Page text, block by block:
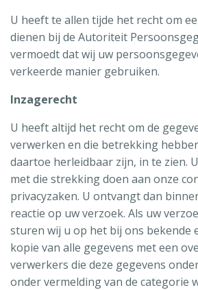
U heeft te allen tijde het recht om
dienen bij de Autoriteit
vermoedt dat wij uw
verkeerde manier gebruiken.
Inzagerecht
U heeft altijd het recht om de
verwerken en die betrekking
daartoe herleidbaar zijn, in te zien.
met die strekking doen aan onze
privacyzaken. U ontvangt dan
reactie op uw verzoek. Als uw
sturen wij u op het bij ons bekende
kopie van alle gegevens met een
verwerkers die deze gegevens
onder vermelding van de categorie